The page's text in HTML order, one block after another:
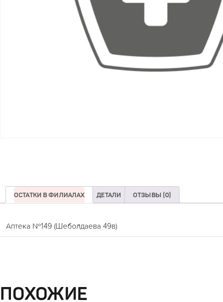
ОСТАТКИ В ФИЛИАЛАХ ДЕТАЛИ ОТЗЫВЫ (0)
Аптека №149 (Шеболдаева 49в)
ПОХОЖИЕ